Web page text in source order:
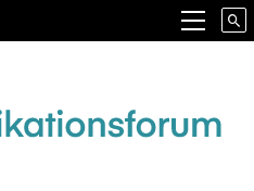
till